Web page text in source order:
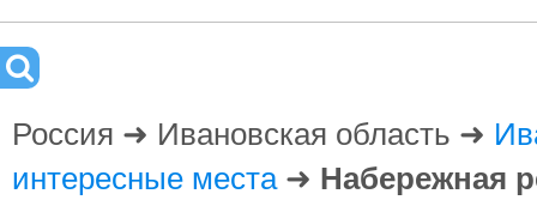
Россия ➜ Ивановская область ➜
интересные места➜ Набережная